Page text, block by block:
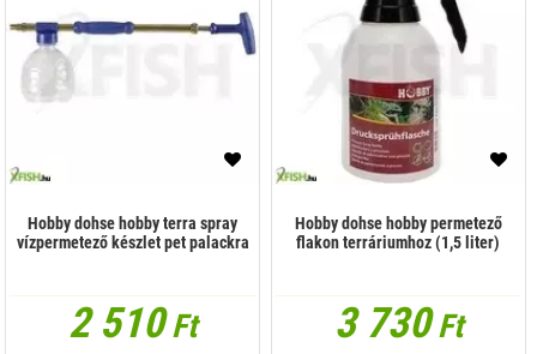
Hobby dohse hobby terra spray
vízpermetező készlet pet palackra
2 510Ft
Hobby dohse hobby permetező
flakon terráriumhoz (1,5 liter)
3 730Ft